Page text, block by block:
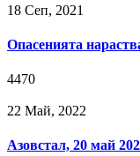
18 Сeп, 2021
Опасенията
4470
22 Май, 2022
Азовстал, 20 май